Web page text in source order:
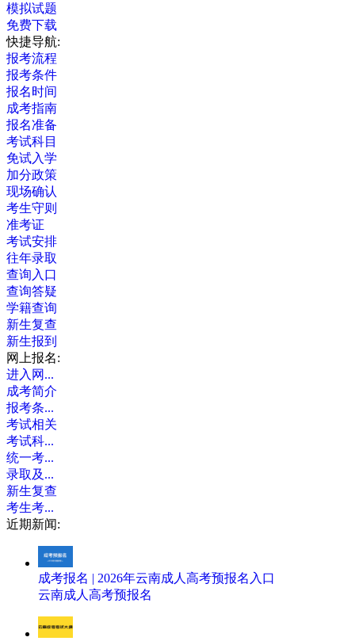
模拟试题
免费下载
快捷导航:
报考流程
报考条件
报名时间
成考指南
报名准备
考试科目
免试入学
加分政策
现场确认
考生守则
准考证
考试安排
往年录取
查询入口
查询答疑
学籍查询
新生复查
新生报到
网上报名:
进入网...
成考简介
报考条...
考试相关
考试科...
统一考...
录取及...
新生复查
考生考...
近期新闻:
成考报名 | 2026年云南成人高考预报名入口
云南成人高考预报名